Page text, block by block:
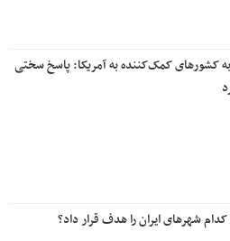
کشورهای کمک‌کننده به آمریکا: پاسخ سختی
شهرهای ایران را هدف قرار داد؟